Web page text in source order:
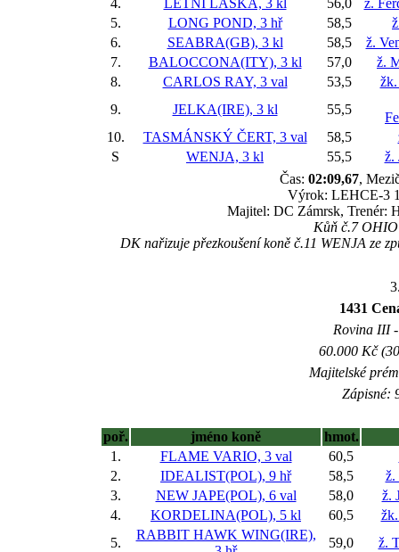
4.
LETNÍ LÁSKA, 3 kl 56,0
ž.
5.
LONG POND, 3 hř 58,5
6.
SEABRA(GB), 3 kl 58,5
ž.
7.
BALOCCONA(ITY), 3 kl 57,0
ž.
8.
CARLOS RAY, 3 val 53,5
9.
JELKA(IRE), 3 kl 55,5
10.
TASMÁNSKÝ ČERT, 3 val 58,5
S
WENJA, 3 kl 55,5
ž.
Čas: 02:09,67,
Výrok: LEHCE-3
Majitel: DC Zámrsk, Trenér:
Kůň č.7
DK nařizuje přezkoušení koně č.11 WENJA ze
1431
Rovina III
60.000 Kč
Majitelské
Zápisné:
poř. jméno koně
hmot.
1.
FLAME VARIO, 3 val 60,5
2.
IDEALIST(POL), 9 hř 58,5
ž.
3.
NEW JAPE(POL), 6 val 58,0
ž.
4.
KORDELINA(POL), 5 kl 60,5
5.
RABBIT HAWK WING(IRE),
59,0
ž.